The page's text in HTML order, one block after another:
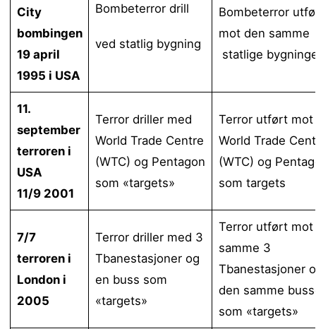
City
bombingen
19 april
1995 i USA
Bombeterror drill
ved statlig bygning
Bombeterror
mot den samme
statlige
11.
september
terroren i
USA
11/9 2001
Terror driller med
World Trade Centre
(WTC) og Pentagon
som «targets»
Terror utført mot
World Trade
(WTC) og
som targets
7/7
terroren i
London i
2005
Terror driller med 3
Tbanestasjoner og
en buss som
«targets»
Terror utført mot
samme 3
Tbanestasjoner
den samme
som «targets»